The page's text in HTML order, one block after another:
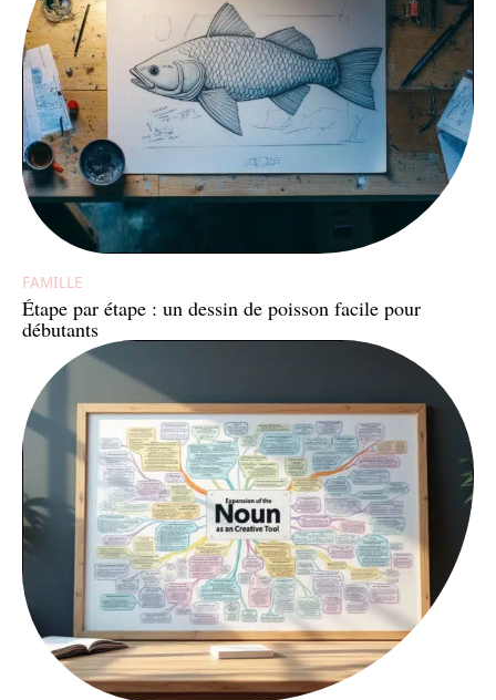
FAMILLE
Étape par étape : un dessin de poisson facile pour
débutants